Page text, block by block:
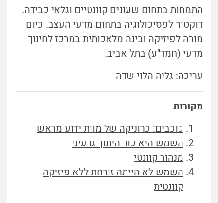
התמחות בתחום שעונים קוונטיים וגלאי כבידה.
דוקטור לפסיכולוגיה בתחום מדעי העצב. כיום
מורה לפיזיקה ובינה מלאכותית במרכז לחינוך
מדעי (חמד"ע) בתל אביב.
עריכה: גליה הלוי שדה
מקורות
כוכבים: כרוניקה של מוות ידוע מראש
השמש היא כור היתוך גרעיני
מנהור קוונטי
השמש לא הייתה זורחת ללא פיזיקה
קוונטית